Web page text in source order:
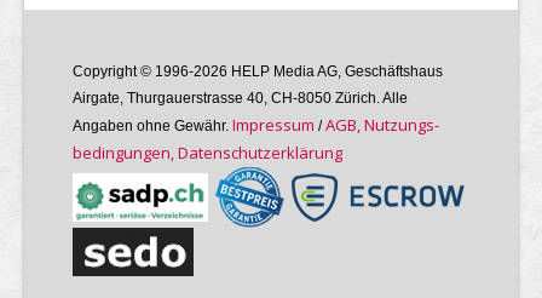
Copyright © 1996-2026 HELP Media AG, Geschäftshaus
Airgate, Thurgauer­strasse 40, CH-8050 Zürich. Alle
Angaben ohne Gewähr. Im­pres­sum /AGB, Nutzungs­
bedin­gungen, Daten­schutz­er­klärung